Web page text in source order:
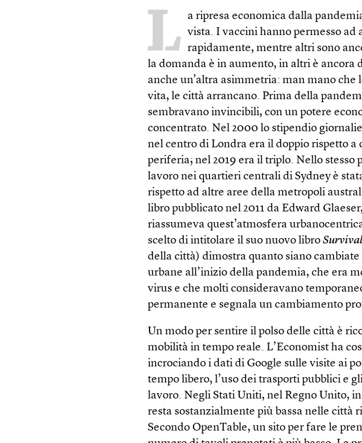
L
a ripresa economica dalla
vista. I vaccini hanno permesso ad
rapidamente, mentre altri sono
la domanda è in aumento, in altri è ancora
anche un’altra asimmetria: man mano
vita, le città arrancano. Prima della
sembravano invincibili, con un potere
concentrato. Nel 2000 lo stipendio
nel centro di Londra era il doppio rispetto
periferia; nel 2019 era il triplo. Nello stesso
lavoro nei quartieri centrali di Sydney è
rispetto ad altre aree della metropoli
libro pubblicato nel 2011 da Edward
riassumeva quest’atmosfera
scelto di intitolare il suo nuovo libro
della città) dimostra quanto siano cambiate
urbane all’inizio della pandemia, che era
virus e che molti consideravano
permanente e segnala un cambiamento
Un modo per sentire il polso delle città è
mobilità in tempo reale. L’Economist ha
incrociando i dati di Google sulle visite ai
tempo libero, l’uso dei trasporti pubblici e
lavoro. Negli Stati Uniti, nel Regno Unito,
resta sostanzialmente più bassa nelle città
Secondo OpenTable, un sito per fare le